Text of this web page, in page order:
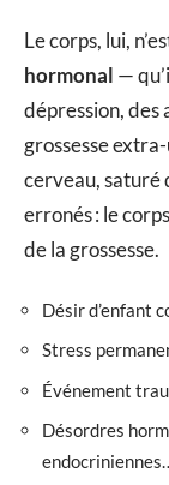
Le corps, lui,
hormonal —
dépression, des
grossesse
cerveau, saturé
erronés : le
de la grossesse.
Désir d’enfant
Stress
Événement
Désordres